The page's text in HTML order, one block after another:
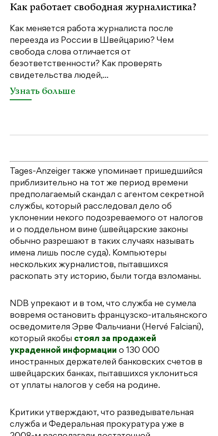
Как работает свободная журналистика?
Как меняется работа журналиста после
переезда из России в Швейцарию? Чем
свобода слова отличается от
безответственности? Как проверять
свидетельства людей,...
Узнать больше
Tages-Anzeiger также упоминает пришедшийся
приблизительно на тот же период времени
предполагаемый скандал с агентом секретной
службы, который расследовал дело об
уклонении некого подозреваемого от налогов
и о поддельном вине (швейцарские законы
обычно разрешают в таких случаях называть
имена лишь после суда). Компьютеры
нескольких журналистов, пытавшихся
раскопать эту историю, были тогда взломаны.
NDB упрекают и в том, что служба не сумела
вовремя остановить французско-итальянского
осведомителя Эрве Фальчиани (Hervé Falciani),
который якобы стоял за продажей
украденной информации о 130 000
иностранных держателей банковских счетов в
швейцарских банках, пытавшихся уклониться
от уплаты налогов у себя на родине.
Критики утверждают, что разведывательная
служба и Федеральная прокуратура уже в